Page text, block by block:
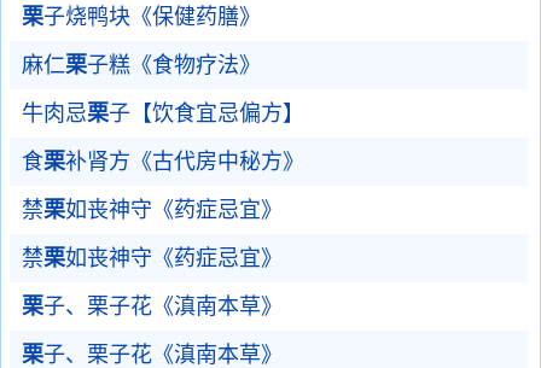
栗子烧鸭块《保健药膳》
麻仁栗子糕《食物疗法》
牛肉忌栗子【饮食宜忌偏方】
食栗补肾方《古代房中秘方》
禁栗如丧神守《药症忌宜》
禁栗如丧神守《药症忌宜》
栗子、栗子花《滇南本草》
栗子、栗子花《滇南本草》